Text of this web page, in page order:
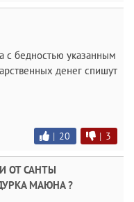
с бедностью указанным
денег спишут
| 20 | 3
ОТ САНТЫ
МАЮНА ?